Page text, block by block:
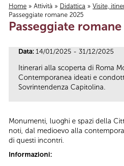
Tu sei qui
Home » Attività » Didattica » Visite,
Passeggiate romane 2025
Passeggiate
Data: 14/01/2025 - 31/12/2025
Itinerari alla scoperta di Roma
Contemporanea ideati e
Sovrintendenza Capitolina.
Monumenti, luoghi e spazi della
noti, dal medioevo alla
di questi incontri.
Informazioni: